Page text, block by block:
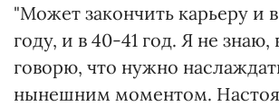
"Может закончить карьеру и
году, и в 40-41 год. Я не знаю,
говорю, что нужно
нынешним моментом.